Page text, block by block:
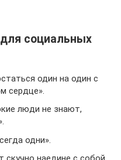
социальных
один на один с
сердце».
люди не знают,
одни».